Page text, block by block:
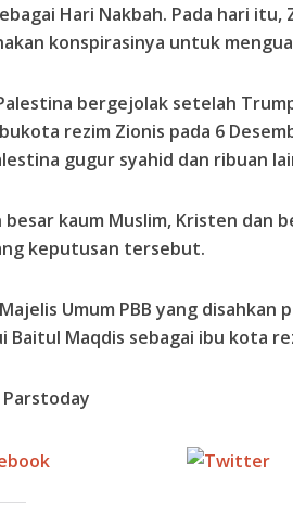
Hari Nakbah. Pada hari
konspirasinya untuk
bergejolak setelah
rezim Zionis pada 6
gugur syahid dan ribuan
besar kaum Muslim, Kristen dan
keputusan tersebut.
Umum PBB yang disahkan
Baitul Maqdis sebagai ibu kota
Parstoday